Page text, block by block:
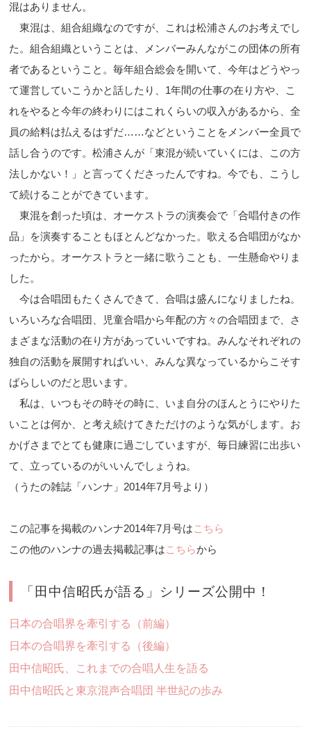
混はありません。
東混は、組合組織なのですが、これは松浦さんのお考えでし
た。組合組織ということは、メンバーみんながこの団体の所有
者であるということ。毎年組合総会を開いて、今年はどうやっ
て運営していこうかと話したり、1年間の仕事の在り方や、こ
れをやると今年の終わりにはこれくらいの収入があるから、全
員の給料は払えるはずだ……などということをメンバー全員で
話し合うのです。松浦さんが「東混が続いていくには、この方
法しかない！」と言ってくださったんですね。今でも、こうし
て続けることができています。
東混を創った頃は、オーケストラの演奏会で「合唱付きの作
品」を演奏することもほとんどなかった。歌える合唱団がなか
ったから。オーケストラと一緒に歌うことも、一生懸命やりま
した。
今は合唱団もたくさんできて、合唱は盛んになりましたね。
いろいろな合唱団、児童合唱から年配の方々の合唱団まで、さ
まざまな活動の在り方があっていいですね。みんなそれぞれの
独自の活動を展開すればいい、みんな異なっているからこそす
ばらしいのだと思います。
私は、いつもその時その時に、いま自分のほんとうにやりた
いことは何か、と考え続けてきただけのような気がします。お
かげさまでとても健康に過ごしていますが、毎日練習に出歩い
て、立っているのがいいんでしょうね。
（うたの雑誌「ハンナ」2014年7月号より）
この記事を掲載のハンナ2014年7月号はこちら
この他のハンナの過去掲載記事はこちらから
「田中信昭氏が語る」シリーズ公開中！
日本の合唱界を牽引する（前編）
日本の合唱界を牽引する（後編）
田中信昭氏、これまでの合唱人生を語る
田中信昭氏と東京混声合唱団 半世紀の歩み